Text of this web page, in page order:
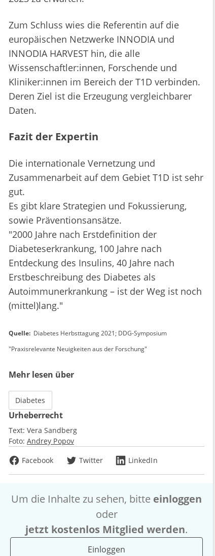
Zum Schluss wies die Referentin auf die
europäischen Netzwerke INNODIA und
INNODIA HARVEST hin, die alle
Wissenschaftler:innen, Forschende und
Kliniker:innen im Bereich der T1D verbinden.
Deren Ziel ist die Erzeugung vergleichbarer
Daten.
Fazit der Expertin
Die internationale Vernetzung und
Zusammenarbeit auf dem Gebiet T1D ist sehr
gut.
Es gibt klare Strategien und Fokussierung,
sowie Präventionsansätze.
"2000 Jahre nach Erstdefinition der
Diabeteserkrankung, 100 Jahre nach
Entdeckung des Insulins, 40 Jahre nach
Erstbeschreibung des Diabetes als
Autoimmunerkrankung – ist der Weg ist noch
(mittel)lang."
Quelle: Diabetes Herbsttagung 2021; DDG-Symposium
"Praxisrelevante Neuigkeiten aus der Forschung"
Mehr lesen über
Diabetes
Urheberrecht
Text: Vera Sandberg
Foto: Andrey Popov
Facebook
Twitter LinkedIn
Um die Inhalte zu sehen, bitte einloggen
oder
jetzt kostenlos Mitglied werden.
Einloggen